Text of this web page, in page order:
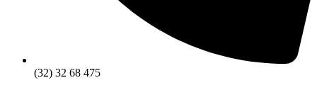
(32) 32 68 475